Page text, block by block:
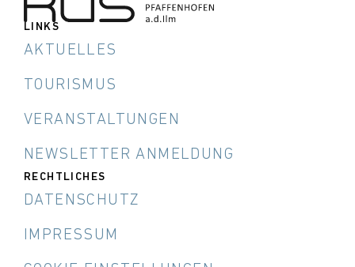
LINKS
AKTUELLES
TOURISMUS
VERANSTALTUNGEN
NEWSLETTER ANMELDUNG
RECHTLICHES
DATENSCHUTZ
IMPRESSUM